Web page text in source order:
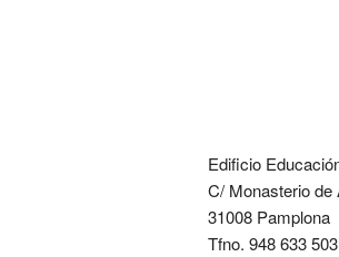
Edificio
C/ Monasterio de
31008 Pamplona
Tfno. 948 633 503